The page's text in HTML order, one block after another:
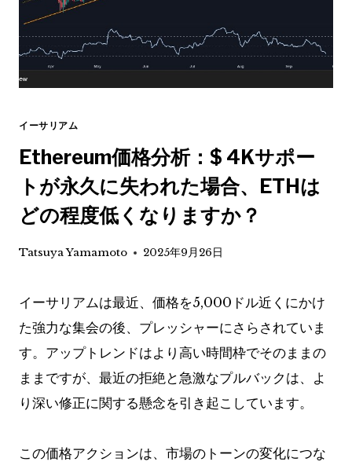
イーサリアム
Ethereum価格分析：$ 4Kサポー
トが永久に失われた場合、ETHは
どの程度低くなりますか？
Tatsuya Yamamoto 2025年9月26日
イーサリアムは最近、価格を5,000ドル近くにかけ
た強力な集会の後、プレッシャーにさらされていま
す。アップトレンドはより高い時間枠でそのままの
ままですが、最近の拒絶と急激なプルバックは、よ
り深い修正に関する懸念を引き起こしています。
この価格アクションは、市場のトーンの変化につな